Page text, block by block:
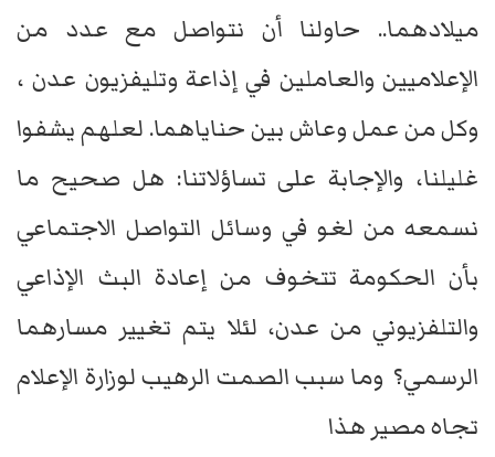
ميلادهما.. حاولنا أن نتواصل مع عدد من
الإعلاميين والعاملين في إذاعة وتليفزيون عدن ،
وكل من عمل وعاش بين حناياهما. لعلهم يشفوا
غليلنا، والإجابة على تساؤلاتنا: هل صحيح ما
نسمعه من لغو في وسائل التواصل الاجتماعي
بأن الحكومة تتخوف من إعادة البث الإذاعي
والتلفزيوني من عدن، لئلا يتم تغيير مسارهما
الرسمي؟ وما سبب الصمت الرهيب لوزارة الإعلام
تجاه مصير هذا